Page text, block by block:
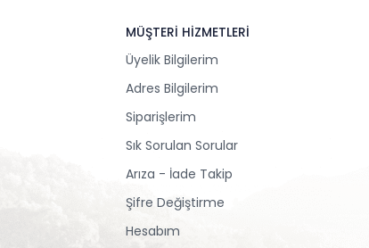
MÜŞTERİ HİZMETLERİ
Üyelik Bilgilerim
Adres Bilgilerim
Siparişlerim
Sık Sorulan Sorular
Arıza - İade Takip
Şifre Değiştirme
Hesabım